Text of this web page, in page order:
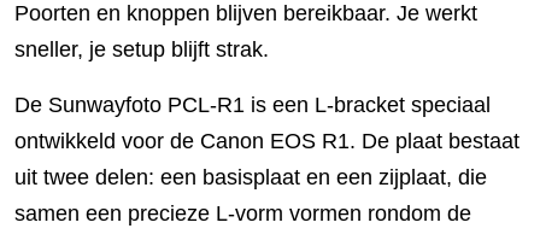
Poorten en knoppen blijven bereikbaar. Je werkt
sneller, je setup blijft strak.
De Sunwayfoto PCL-R1 is een L-bracket speciaal
ontwikkeld voor de Canon EOS R1. De plaat bestaat
uit twee delen: een basisplaat en een zijplaat, die
samen een precieze L-vorm vormen rondom de